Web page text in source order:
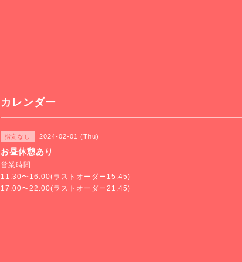
カレンダー
指定なし 2024-02-01 (Thu)
お昼休憩あり
営業時間
11:30〜16:00(ラストオーダー15:45)
17:00〜22:00(ラストオーダー21:45)